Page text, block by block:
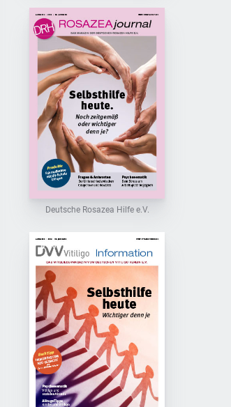
Deutsche Rosazea Hilfe e.V.